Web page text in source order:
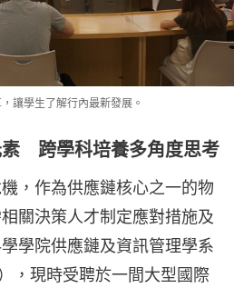
讓學生了解行內最新發展。
跨學科培養多角度思考
，作為供應鏈核心之一的物
關決策人才制定應對措施及
學院供應鏈及資訊管理學系
，現時受聘於一間大型國際